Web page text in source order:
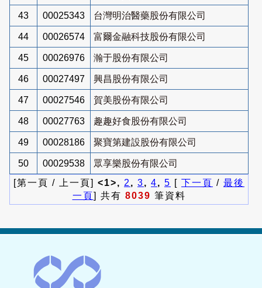
43 00025343 台灣明治醫藥股份有限公司
44 00026574 富爾金融科技股份有限公司
45 00026976 瀚于股份有限公司
46 00027497 興昌股份有限公司
47 00027546 賀美股份有限公司
48 00027763 趣趣好食股份有限公司
49 00028186 聚寶第建設股份有限公司
50 00029538
眾享樂股份有限公司
[第一頁 / 上一頁] <1>, 2 , 3, 4, 5 [ 下一頁 / 最後
一頁] 共有 8039 筆資料